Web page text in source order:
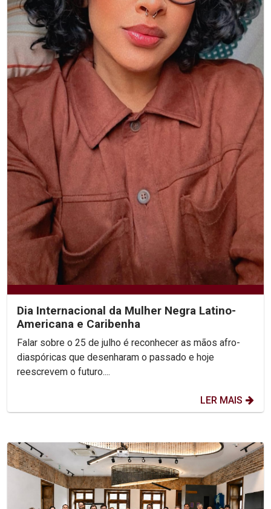
Dia Internacional da Mulher Negra Latino-
Americana e Caribenha
Falar sobre o 25 de julho é reconhecer as mãos afro-
diaspóricas que desenharam o passado e hoje
reescrevem o futuro....
LER MAIS